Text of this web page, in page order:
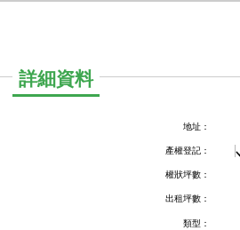
詳細資料
地址：
產權登記：
權狀坪數：
出租坪數：
類型：